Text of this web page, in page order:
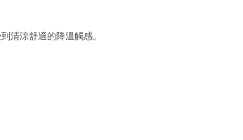
清涼舒適的降溫觸感。